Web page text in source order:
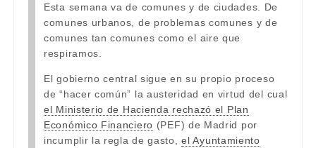
Esta semana va de comunes y de ciudades. De
comunes urbanos, de problemas comunes y de
comunes tan comunes como el aire que
respiramos.
El gobierno central sigue en su propio proceso
de “hacer común” la austeridad en virtud del cual
el Ministerio de Hacienda rechazó el Plan
Económico Financiero (PEF) de Madrid por
incumplir la regla de gasto,el Ayuntamiento